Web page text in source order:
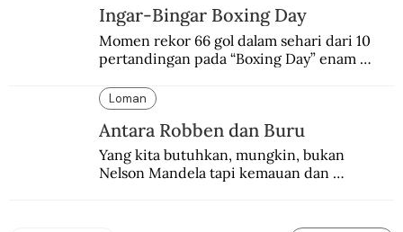
Ingar-Bingar Boxing Day
Momen rekor 66 gol dalam sehari dari 10
pertandingan pada “Boxing Day” enam
Manchester United 6-1.
Loman
Antara Robben dan Buru
Yang kita butuhkan, mungkin, bukan
Nelson Mandela tapi kemauan dan